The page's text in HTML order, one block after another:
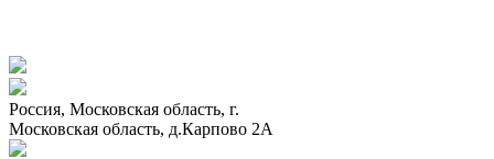
Россия, Московская область, г.
Московская область, д.Карпово 2А